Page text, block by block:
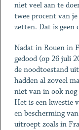
niet veel aan te
twee procent van
zetten. Dat is geen
Nadat in Rouen in
gedood (op 26 juli
de noodtoestand uit
hadden al zoveel
niet van in ook nog
Het is een kwestie
en bescherming
uitroept zoals in